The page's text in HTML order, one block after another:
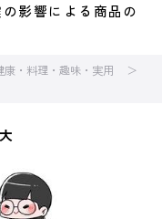
影響による商品の
康・料理・趣味・実用